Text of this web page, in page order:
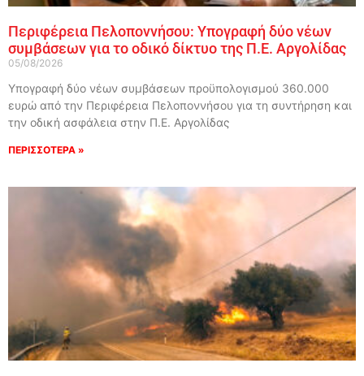
Περιφέρεια Πελοποννήσου: Υπογραφή δύο νέων
συμβάσεων για το οδικό δίκτυο της Π.Ε. Αργολίδας
05/08/2026
Υπογραφή δύο νέων συμβάσεων προϋπολογισμού 360.000
ευρώ από την Περιφέρεια Πελοποννήσου για τη συντήρηση και
την οδική ασφάλεια στην Π.Ε. Αργολίδας
ΠΕΡΙΣΣΟΤΕΡΑ »